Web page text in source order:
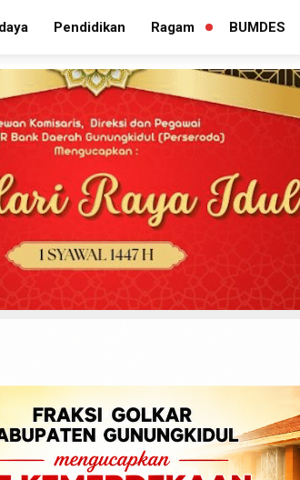
Pendidikan Ragam
PERLUAS
BUMDES